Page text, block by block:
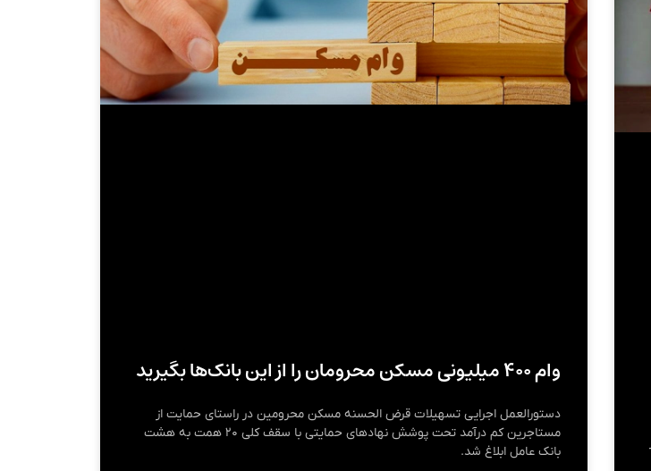
وام ۴۰۰ میلیونی مسکن محرومان را از این بانک‌ها بگیرید
دستورالعمل اجرایی تسهیلات قرض الحسنه مسکن محرومین در راستای حمایت از
مستاجرین کم­ درآمد تحت پوشش نهادهای حمایتی با سقف کلی ۲۰ همت به هشت
بانک عامل ابلاغ شد.